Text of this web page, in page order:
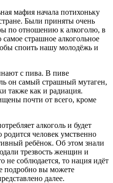
мафия начала потихоньку
Были приняты очень
по отношению к алкоголю, в
страшное алкогольное
споить нашу молодёжь и
с пива. В пиве
он самый страшный мутаген,
также как и радиация.
почти от всего, кроме
алкоголь и будет
родится человек умственно
ребёнок. Об этом знали
трезвость женщин и
не соблюдается, то нация идёт
подробно вы можете
далее.